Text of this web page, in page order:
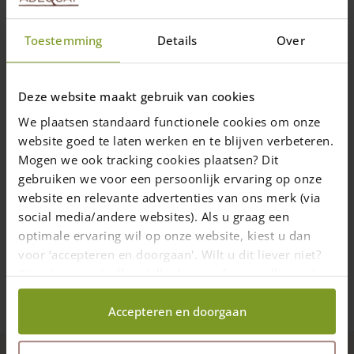
Toestemming Details Over
Deze website maakt gebruik van cookies
We plaatsen standaard functionele cookies om onze
website goed te laten werken en te blijven verbeteren.
Mogen we ook tracking cookies plaatsen? Dit
gebruiken we voor een persoonlijk ervaring op onze
website en relevante advertenties van ons merk (via
social media/andere websites). Als u graag een
optimale ervaring wil op onze website, kiest u dan
voor ‘accepteren en doorgaan'. Wilt u dit liever niet?
Kies dan voor ‘zelf instellen’ en geef aan welke cookies
wij wel mogen verzamelen.
Accepteren en doorgaan
chosen
the
product
Vis en acier inoxydable en différentes
Les vis en acier inoxydable sont
protégées contre l'acide tannique dans le
bois de chêne et de châtaignier
plusieurs dimmensions
Prix de20,00€
Livraison dans un délai de 10 jours ouvrables
Choix des options
variants.